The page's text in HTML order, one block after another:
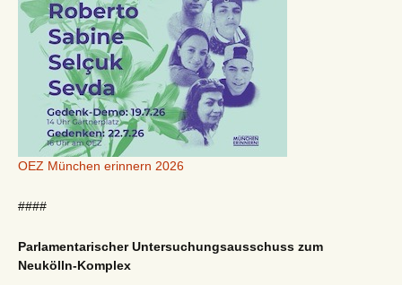
OEZ München erinnern 2026
####
Parlamentarischer Untersuchungsausschuss zum
Neukölln-Komplex